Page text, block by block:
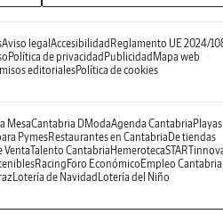
Aviso legalAccesibilidadReglamento UE 2024/
Política de privacidadPublicidadMapa web
editorialesPolítica de cookies
MesaCantabria DModaAgenda CantabriaPlayas
PymesRestaurantes en CantabriaDe tiendas
VentaTalento CantabriaHemeroteca
RacingForo EconómicoEmpleo Cantabria
Lotería de NavidadLotería del Niño